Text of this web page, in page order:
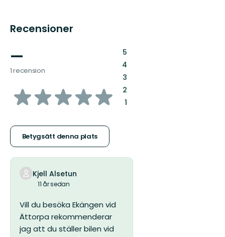
Recensioner
—
1 recension
av
stjärnor
Betygsätt denna plats
5:
4:
3:
2:
1:
Kjell Alsetun
11 år sedan
Vill du besöka Ekängen vid
Ättorpa rekommenderar
jag att du ställer bilen vid